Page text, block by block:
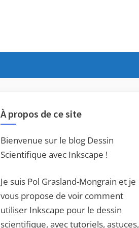
À propos de ce site
Bienvenue sur le blog Dessin
Scientifique avec Inkscape !
Je suis Pol Grasland-Mongrain et je
vous propose de voir comment
utiliser Inkscape pour le dessin
scientifique, avec tutoriels, astuces,